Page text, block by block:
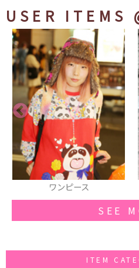
USER ITEMS
ワンピース
SEE
ITEM